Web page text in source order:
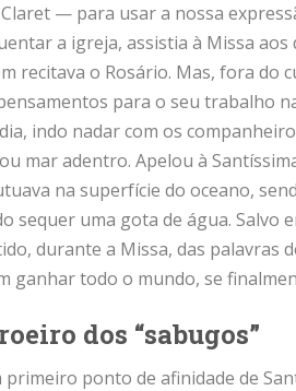
— para usar a nossa
a igreja, assistia à Missa
recitava o Rosário. Mas, fora do
para o seu trabalho
indo nadar com os
mar adentro. Apelou à
na superfície do oceano,
sequer uma gota de água. Salvo
durante a Missa, das palavras
ganhar todo o mundo, se
dos “sabugos”
primeiro ponto de afinidade de